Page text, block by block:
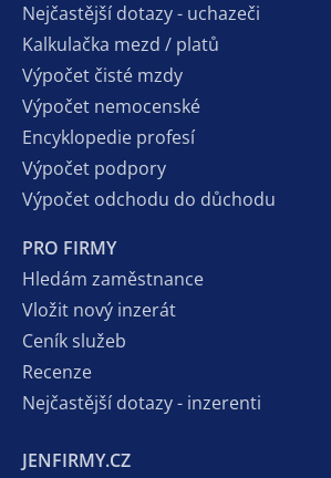
Nejčastější dotazy - uchazeči
Kalkulačka mezd / platů
Výpočet čisté mzdy
Výpočet nemocenské
Encyklopedie profesí
Výpočet podpory
Výpočet odchodu do důchodu
PRO FIRMY
Hledám zaměstnance
Vložit nový inzerát
Ceník služeb
Recenze
Nejčastější dotazy - inzerenti
JENFIRMY.CZ